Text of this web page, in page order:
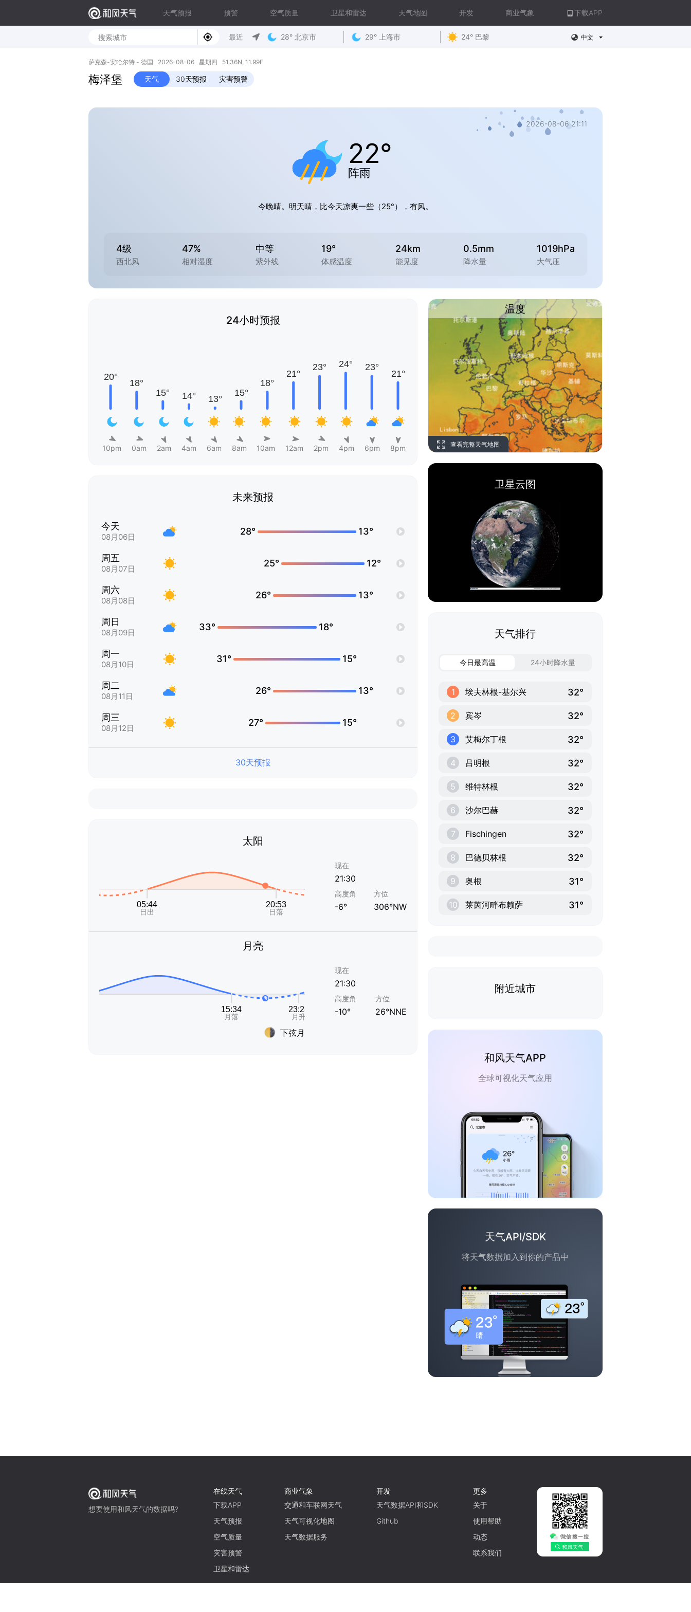
天气预报 预警 空气质量 卫星和雷达 天气地图 开发 商业气象 下载APP
最近 28° 北京市 29° 上海市 24° 巴黎 中文
萨克森-安哈尔特 - 德国 2026-08-06 星期四 51.36N, 11.99E
梅泽堡 天气 30天预报 灾害预警
2026-08-06 21:11
22°
阵雨
今晚晴。明天晴，比今天凉爽一些（25°），有风。
4级
西北风
47%
相对湿度
中等
紫外线
19°
体感温度
24km
能见度
0.5mm
降水量
1019hPa
大气压
24小时预报
10pm 0am 2am 4am 6am 8am 10am 12am 2pm 4pm 6pm 8pm
未来预报
今天
08月06日
28° 13°
周五
08月07日
25° 12°
周六
08月08日
26° 13°
周日
08月09日
33° 18°
周一
08月10日
31° 15°
周二
08月11日
26° 13°
周三
08月12日
27° 15°
30天预报
太阳
现在
21:30
高度角
-6°
方位
306°NW
月亮
下弦月
现在
21:30
高度角
-10°
方位
26°NNE
温度
查看完整天气地图
卫星云图
天气排行
今日最高温 24小时降水量
1 埃夫林根-基尔兴 32°
2 宾岑 32°
3 艾梅尔丁根 32°
4 吕明根 32°
5 维特林根 32°
6 沙尔巴赫 32°
7 Fischingen 32°
8 巴德贝林根 32°
9 奥根 31°
10 莱茵河畔布赖萨 31°
附近城市
和风天气APP
全球可视化天气应用
天气API/SDK
将天气数据加入到你的产品中
想要使用和风天气的数据吗?
在线天气
下载APP
天气预报
空气质量
灾害预警
卫星和雷达
商业气象
交通和车联网天气
天气可视化地图
天气数据服务
开发
天气数据API和SDK
Github
更多
关于
使用帮助
动态
联系我们